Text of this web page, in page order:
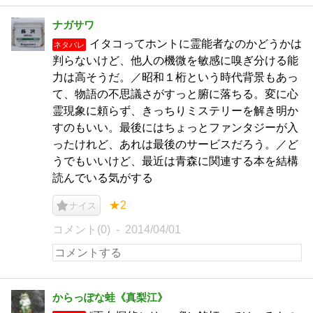
ナガサワ
ネタバレ
イタコってホントに霊能者なのかどうかは
判らないけど、他人の機微を敏感に嗅ぎ分ける能
力は高そうだ。／昭和１桁という時代背景もあっ
て、物語の不思議さがすっと腑に落ちる。変に心
霊現象に頼らず、きっちりミステリーを解き明か
すのもいい。最後にはちょっとファンタジーが入
ったけれど、あれは最後のサービスだろう。／ど
うでもいいけど、最近は青森に関連する本を結構
読んでいる気がする
ナイス ★2
コメント(0) 2014/04/01
からっぽな蛙《真梨江》